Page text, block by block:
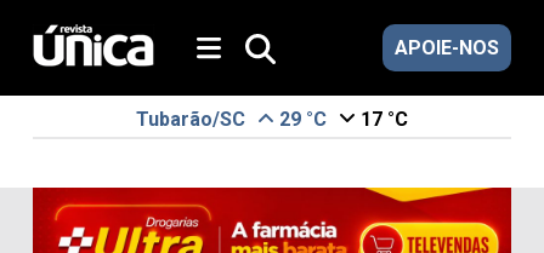
APOIE-NOS
Tubarão/SC 29 °C 17 °C